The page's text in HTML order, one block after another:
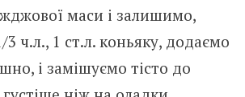
маси і залишимо,
3 ч.л., 1 ст.л. коньяку, додаємо
і замішуємо тісто до